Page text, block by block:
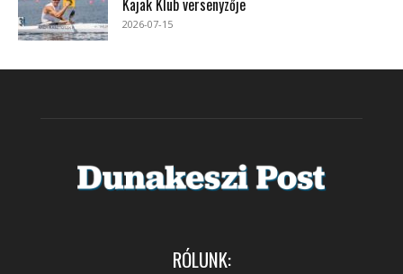
Kajak Klub versenyzője
2026-07-15
RÓLUNK: